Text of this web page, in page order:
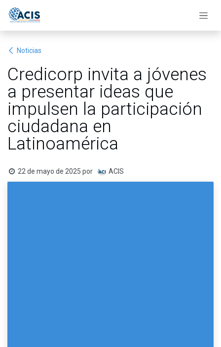
Noticias
Credicorp invita a jóvenes
a presentar ideas que
impulsen la participación
ciudadana en
Latinoamérica
22 de mayo de 2025 por ACIS